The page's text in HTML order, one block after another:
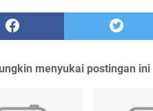
menyukai postingan ini